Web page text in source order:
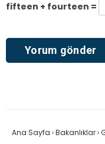
fifteen + fourteen =
Ana Sayfa ›Bakanlıklar›